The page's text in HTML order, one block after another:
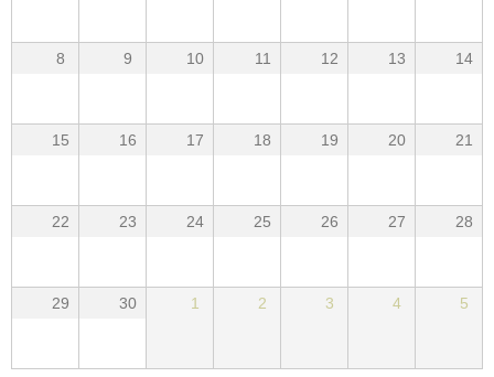
8 9 10 11 12 13 14
15 16 17 18 19 20 21
22 23 24 25 26 27 28
29 30 1 2 3 4 5